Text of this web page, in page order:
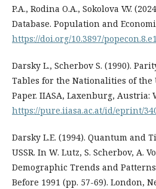
P.A., Rodina O.A., Sokolova V.V.
Database. Population and
https://doi.org/10.3897/
Darsky L., Scherbov S. (1990).
Tables for the Nationalities of the
Paper. IIASA, Laxenburg, Austria:
https://pure.iiasa.ac.at/id/eprint/
Darsky L.E. (1994). Quantum and
USSR. In W. Lutz, S. Scherbov, A.
Demographic Trends and
Before 1991 (pp. 57-69). London,